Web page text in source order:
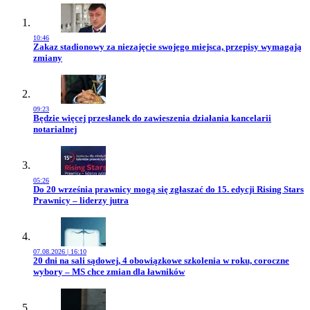
10:46
Przejdź do artykułu:
Zakaz stadionowy za niezajęcie swojego miejsca, przepisy wymagają
zmiany
09:23
Przejdź do artykułu:
Będzie więcej przesłanek do zawieszenia działania kancelarii
notarialnej
05:26
Przejdź do artykułu:
Do 20 września prawnicy mogą się zgłaszać do 15. edycji Rising Stars
Prawnicy – liderzy jutra
07.08.2026 | 16:10
Przejdź do artykułu:
20 dni na sali sądowej, 4 obowiązkowe szkolenia w roku, coroczne
wybory – MS chce zmian dla ławników